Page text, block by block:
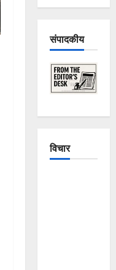
संपादकीय
विचार